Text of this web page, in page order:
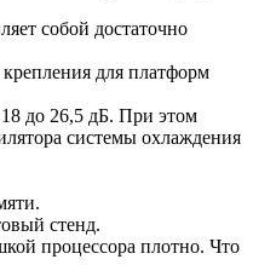
собой достаточно
для платформ
до 26,5 дБ. При этом
системы охлаждения
стенд.
процессора плотно. Что